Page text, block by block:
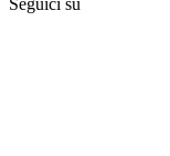
Seguici su